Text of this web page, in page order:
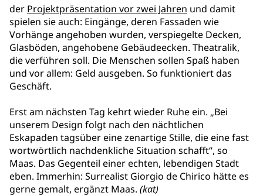
der Projektpräsentation vor zwei Jahren und damit
spielen sie auch: Eingänge, deren Fassaden wie
Vorhänge angehoben wurden, verspiegelte Decken,
Glasböden, angehobene Gebäudeecken. Theatralik,
die verführen soll. Die Menschen sollen Spaß haben
und vor allem: Geld ausgeben. So funktioniert das
Geschäft.
Erst am nächsten Tag kehrt wieder Ruhe ein. „Bei
unserem Design folgt nach den nächtlichen
Eskapaden tagsüber eine zenartige Stille, die eine fast
wortwörtlich nachdenkliche Situation schafft“, so
Maas. Das Gegenteil einer echten, lebendigen Stadt
eben. Immerhin: Surrealist Giorgio de Chirico hätte es
gerne gemalt, ergänzt Maas. (kat)